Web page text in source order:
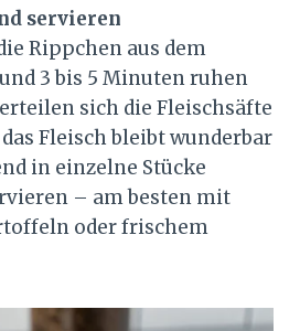
servieren
Rippchen aus dem
3 bis 5 Minuten ruhen
sich die Fleischsäfte
Fleisch bleibt wunderbar
in einzelne Stücke
– am besten mit
oder frischem